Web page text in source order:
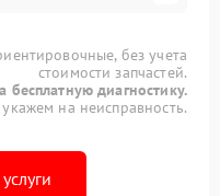
без учета
стоимости запчастей.
бесплатную диагностику.
на неисправность.